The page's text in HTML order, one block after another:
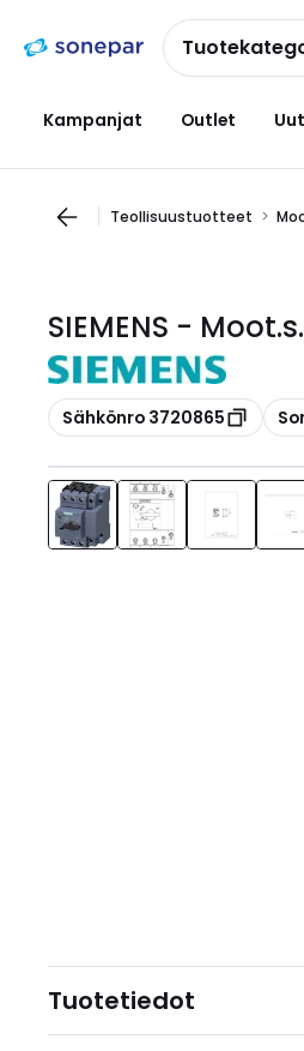
navigointiinsisältöön
Kampanjat Outlet
Teollisuustuotteet
SIEMENS -
Kopioi
Sähkönro 3720865
Tuotetiedot